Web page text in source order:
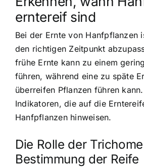
erntereif sind
Bei der Ernte von Hanfpflanzen
den richtigen Zeitpunkt
frühe Ernte kann zu einem
führen, während eine zu späte
überreifen Pflanzen führen
Indikatoren, die auf die
Hanfpflanzen hinweisen.
Die Rolle der
Bestimmung der Reife